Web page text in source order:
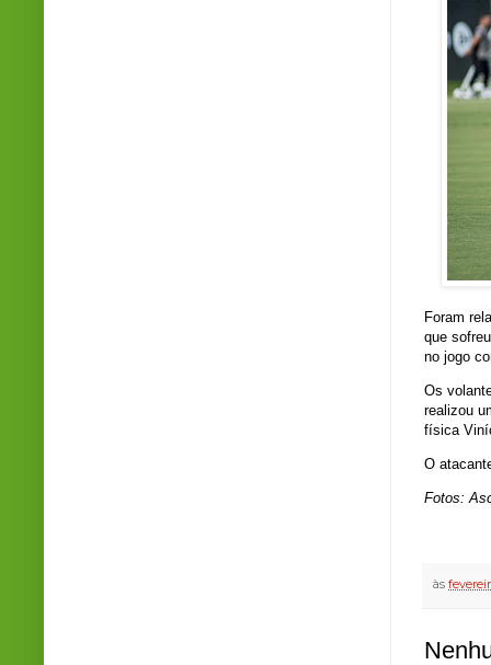
Foram
que
no jogo
Os
realizou
física
O
Fotos:
às